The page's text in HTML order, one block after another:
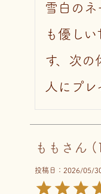
雪白の
も優し
す、次
人にプ
もも 1
投稿日 2026/05/